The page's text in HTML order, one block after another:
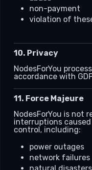
non-payment
violation of
10. Privacy
NodesForYou
accordance with
11. Force Majeure
NodesForYou is not
interruptions
control, including:
power outages
network failures